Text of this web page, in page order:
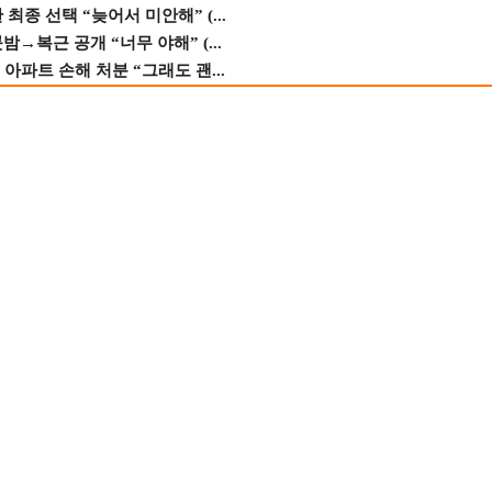
종 선택 “늦어서 미안해” (...
→복근 공개 “너무 야해” (...
파트 손해 처분 “그래도 괜...